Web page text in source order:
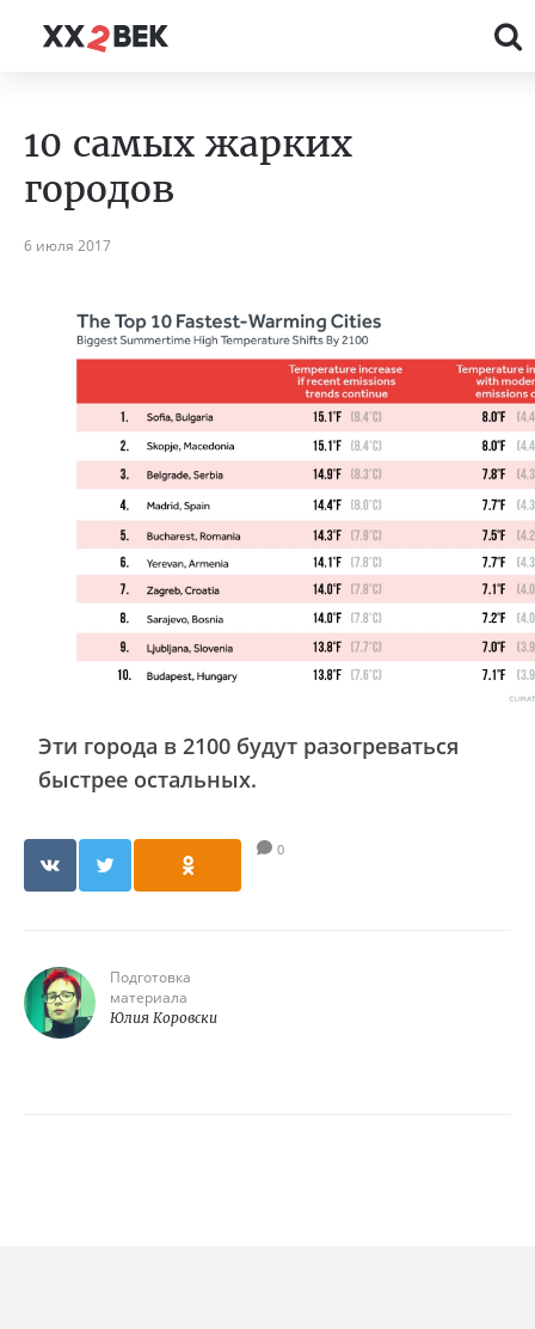
10 самых жарких
городов
6 июля 2017
Эти города в 2100 будут разогреваться
быстрее остальных.
0
Подготовка
материала
Юлия Коровски